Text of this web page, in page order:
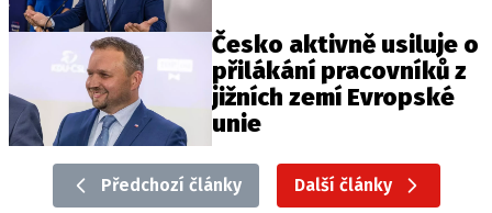
Česko aktivně usiluje o
přilákání pracovníků z
jižních zemí Evropské
unie
Předchozí články Další články